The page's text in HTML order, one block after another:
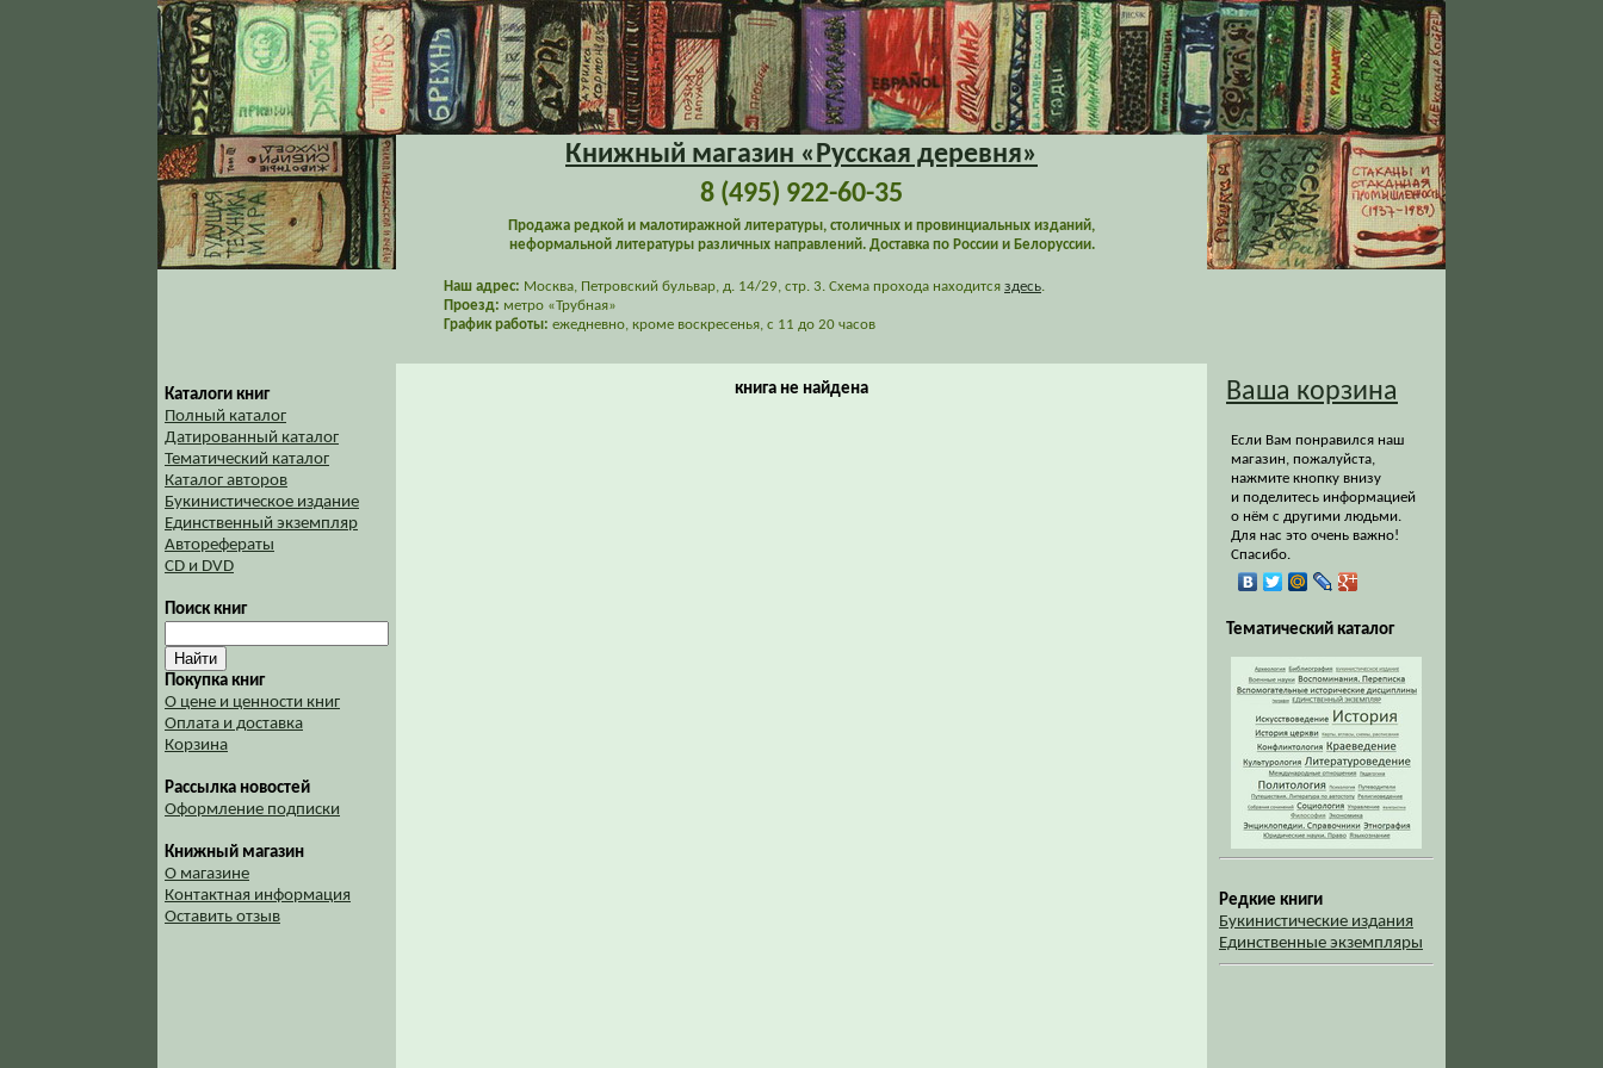
Книжный магазин «Русская деревня»
8 (495) 922-60-35
Продажа редкой и малотиражной литературы, столичных и провинциальных изданий,
неформальной литературы различных направлений. Доставка по России и Белоруссии.
Наш адрес: Москва, Петровский бульвар, д. 14/29, стр. 3. Схема прохода находится здесь.
Проезд: метро «Трубная»
График работы: ежедневно, кроме воскресенья, с 11 до 20 часов
Каталоги книг
Полный каталог
Датированный каталог
Тематический каталог
Каталог авторов
Букинистическое издание
Единственный экземпляр
Авторефераты
CD и DVD
Поиск книг
Покупка книг
О цене и ценности книг
Оплата и доставка
Корзина
Рассылка новостей
Оформление подписки
Книжный магазин
О магазине
Контактная информация
Оставить отзыв
книга не найдена Ваша корзина
Если Вам понравился наш
магазин, пожалуйста,
нажмите кнопку внизу
и поделитесь информацией
о нём с другими людьми.
Для нас это очень важно!
Спасибо.
Тематический каталог
Редкие книги
Букинистические издания
Единственные экземпляры